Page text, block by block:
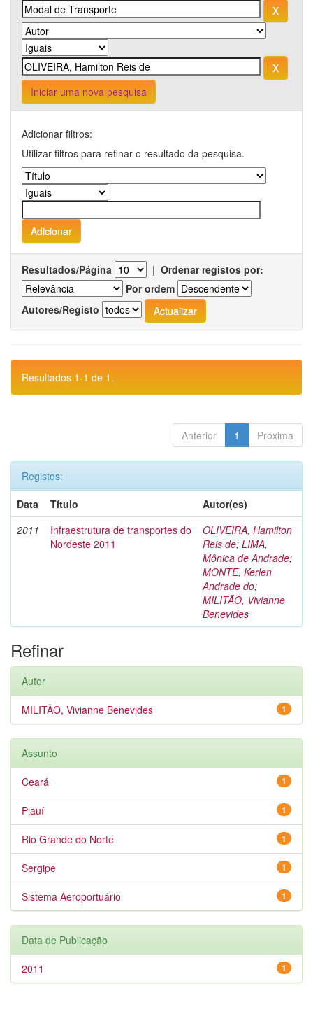
Iniciar uma nova pesquisa
Adicionar filtros:
Utilizar filtros para refinar o resultado da pesquisa.
Resultados/Página | Ordenar registos por:
Por ordem
Autores/Registo
Resultados 1-1 de 1.
Anterior 1 Próxima
Registos:
Data
Título
Autor(es)
2011
Infraestrutura de transportes do
Nordeste 2011
OLIVEIRA, Hamilton
Reis de; LIMA,
Mônica de Andrade;
MONTE, Kerlen
Andrade do;
MILITÃO, Vivianne
Benevides
Refinar
Autor
1
MILITÃO, Vivianne Benevides
Assunto
1
Ceará
1
Piauí
1
Rio Grande do Norte
1
Sergipe
1
Sistema Aeroportuário
Data de Publicação
1
2011